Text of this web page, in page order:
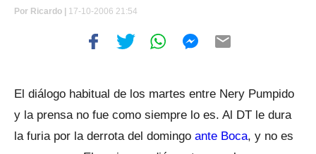
Por Ricardo | 17-10-2006 21:54
El diálogo habitual de los martes entre Nery Pumpido
y la prensa no fue como siempre lo es. Al DT le dura
la furia por la derrota del domingo ante Boca, y no es